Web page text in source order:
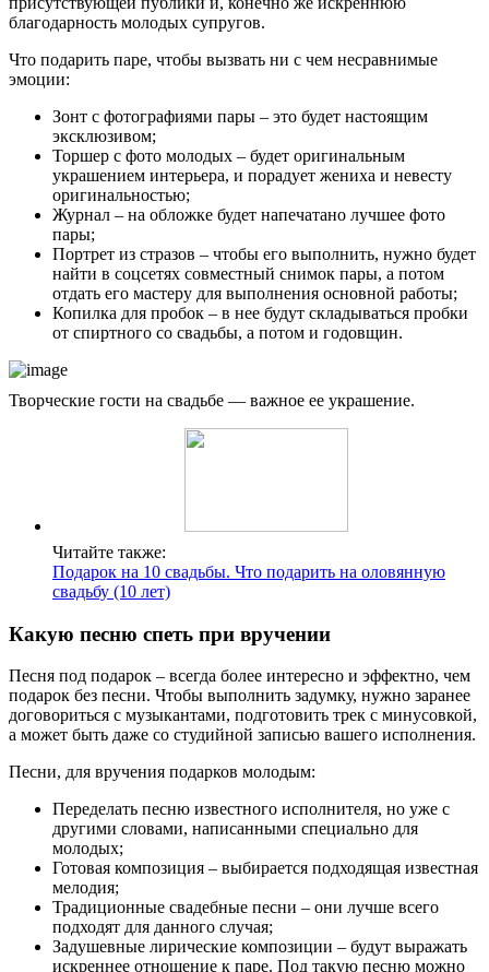
благодарность молодых супругов.
Что подарить паре, чтобы вызвать ни с чем несравнимые
эмоции:
Зонт с фотографиями пары – это будет настоящим
эксклюзивом;
Торшер с фото молодых – будет оригинальным
украшением интерьера, и порадует жениха и невесту
оригинальностью;
Журнал – на обложке будет напечатано лучшее фото
пары;
Портрет из стразов – чтобы его выполнить, нужно будет
найти в соцсетях совместный снимок пары, а потом
отдать его мастеру для выполнения основной работы;
Копилка для пробок – в нее будут складываться пробки
от спиртного со свадьбы, а потом и годовщин.
Творческие гости на свадьбе — важное ее украшение.
Читайте также:
Подарок на 10 свадьбы. Что подарить на оловянную
свадьбу (10 лет)
Какую песню спеть при вручении
Песня под подарок – всегда более интересно и эффектно, чем
подарок без песни. Чтобы выполнить задумку, нужно заранее
договориться с музыкантами, подготовить трек с минусовкой,
а может быть даже со студийной записью вашего исполнения.
Песни, для вручения подарков молодым:
Переделать песню известного исполнителя, но уже с
другими словами, написанными специально для
молодых;
Готовая композиция – выбирается подходящая известная
мелодия;
Традиционные свадебные песни – они лучше всего
подходят для данного случая;
Задушевные лирические композиции – будут выражать
искреннее отношение к паре. Под такую песню можно